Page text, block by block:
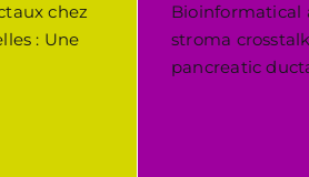
chez
: Une
Bioinformatical
stroma
pancreatic